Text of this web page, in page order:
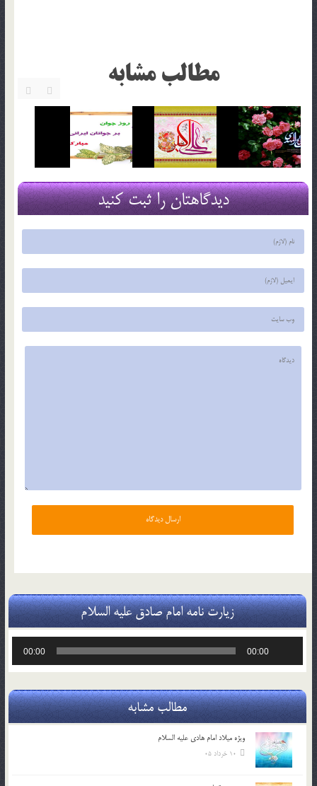
مطالب مشابه
دیدگاهتان را ثبت کنید
زیارت نامه امام صادق علیه السلام
00:00
00:00
مطالب مشابه
ویژه میلاد امام هادی علیه السلام
10 خرداد 05